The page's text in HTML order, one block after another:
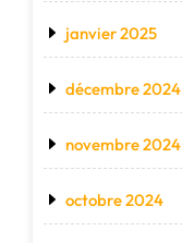
janvier 2025
décembre 2024
novembre 2024
octobre 2024